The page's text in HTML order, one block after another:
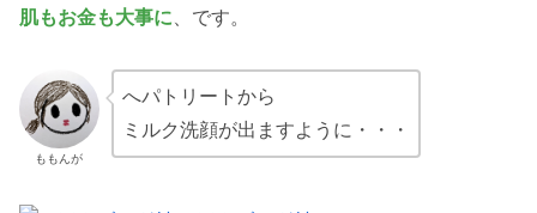
肌もお金も大事に 、です。
ももんが
へパトリートから
ミルク洗顔が出ますように・・・